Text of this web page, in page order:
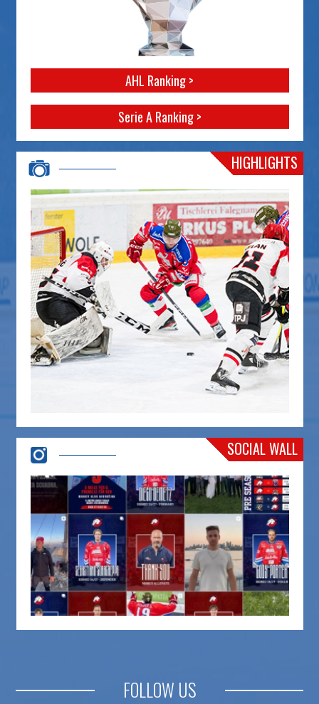
AHL Ranking >
Serie A Ranking >
HIGHLIGHTS
SOCIAL WALL
FOLLOW US